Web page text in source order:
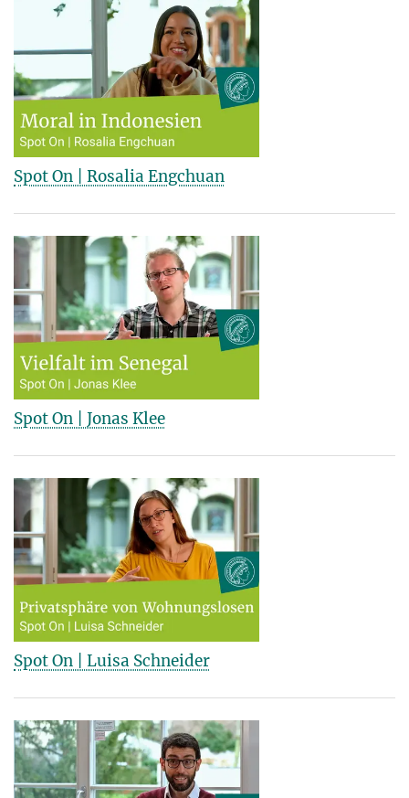
Spot On | Rosalia Engchuan
Spot On | Jonas Klee
Spot On | Luisa Schneider